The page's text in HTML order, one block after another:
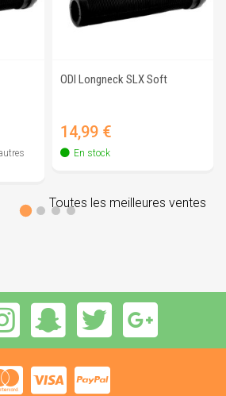
ODI Longneck SLX Soft
Prix
14,99 €
En stock
Toutes les meilleures ventes